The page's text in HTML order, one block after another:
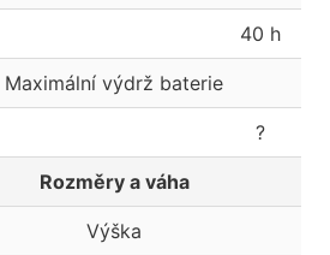
40 h
Maximální výdrž baterie
?
Rozměry a váha
Výška